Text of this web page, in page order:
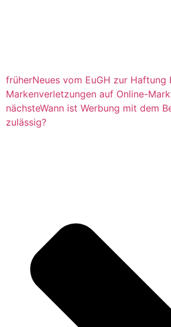
früherNeues vom EuGH zur Haftung
Markenverletzungen auf Online-
nächsteWann ist Werbung mit dem
zulässig?